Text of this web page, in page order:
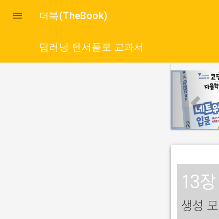
 더북(TheBook)
딥러닝 텐서플로 교과서
p
e
v
i
o
s
13장
생성